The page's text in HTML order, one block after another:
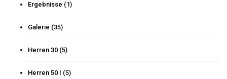
Ergebnisse (1)
Galerie (35)
Herren 30 (5)
Herren 50 I (5)